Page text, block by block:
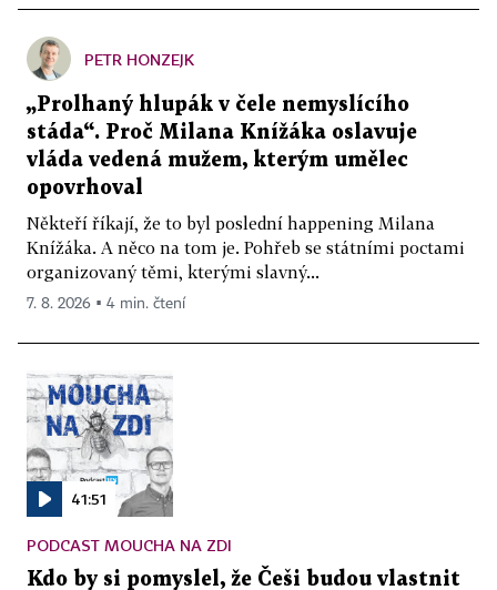
PETR HONZEJK
„Prolhaný hlupák v čele nemyslícího
stáda“. Proč Milana Knížáka oslavuje
vláda vedená mužem, kterým umělec
opovrhoval
Někteří říkají, že to byl poslední happening Milana
Knížáka. A něco na tom je. Pohřeb se státními poctami
organizovaný těmi, kterými slavný...
7. 8. 2026 ▪ 4 min. čtení
41:51
PODCAST MOUCHA NA ZDI
Kdo by si pomyslel, že Češi budou vlastnit